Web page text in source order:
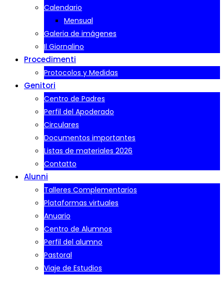
Calendario
Mensual
Galeria de imágenes
Il Giornalino
Procedimenti
Protocolos y Medidas
Genitori
Centro de Padres
Perfil del Apoderado
Circulares
Documentos importantes
Listas de materiales 2026
Contatto
Alunni
Talleres Complementarios
Plataformas virtuales
Anuario
Centro de Alumnos
Perfil del alumno
Pastoral
Viaje de Estudios